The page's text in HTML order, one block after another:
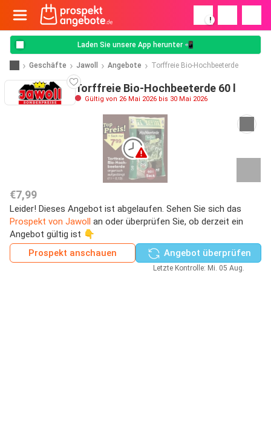
!
Laden Sie unsere App herunter 📲
Geschäfte Jawoll Angebote Torffreie Bio-Hochbeeterde
Torffreie Bio-Hochbeeterde 60 l
Gültig von 26 Mai 2026 bis 30 Mai 2026
€7,99
Leider! Dieses Angebot ist abgelaufen. Sehen Sie sich das
Prospekt von Jawoll an oder überprüfen Sie, ob derzeit ein
Angebot gültig ist 👇
Prospekt anschauen
Angebot überprüfen
Letzte Kontrolle: Mi. 05 Aug.